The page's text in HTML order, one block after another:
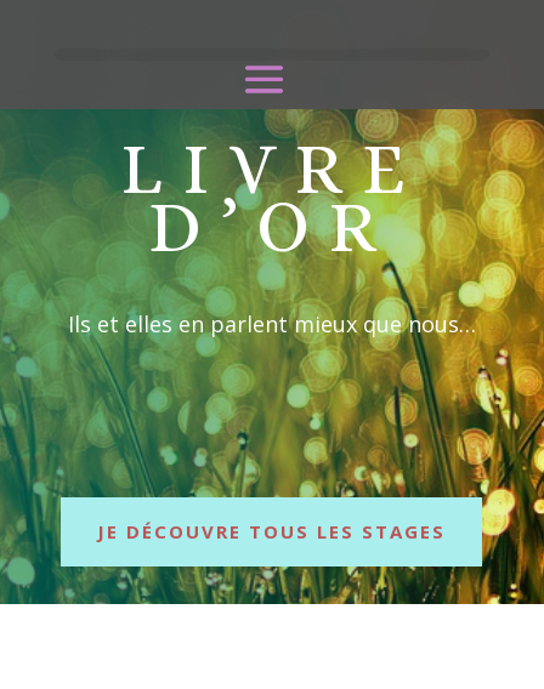
LIVRE
D’OR
Ils et elles en parlent mieux que nous…
JE DÉCOUVRE TOUS LES STAGES